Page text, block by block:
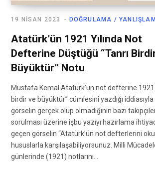
DOĞRULAMA /
19 NISAN 2023
Atatürk’ün 1921 Yılında Not
Defterine Düştüğü “Tanrı
Büyüktür” Notu
Mustafa Kemal Atatürk’ün not defterine 1921
birdir ve büyüktür” cümlesini yazdığı iddiasıyla
görselin gerçek olup olmadığının bazı
sorulması üzerine işbu yazıyı hazırlama
geçen görselin “Atatürk’ün not defterlerini
hususlarla karşılaşabiliyorsunuz. Milli
günlerinde (1921) notlarını…